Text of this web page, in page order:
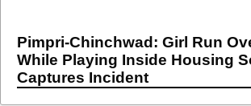
Pimpri-Chinchwad: Girl Run
While Playing Inside Housing
Captures Incident